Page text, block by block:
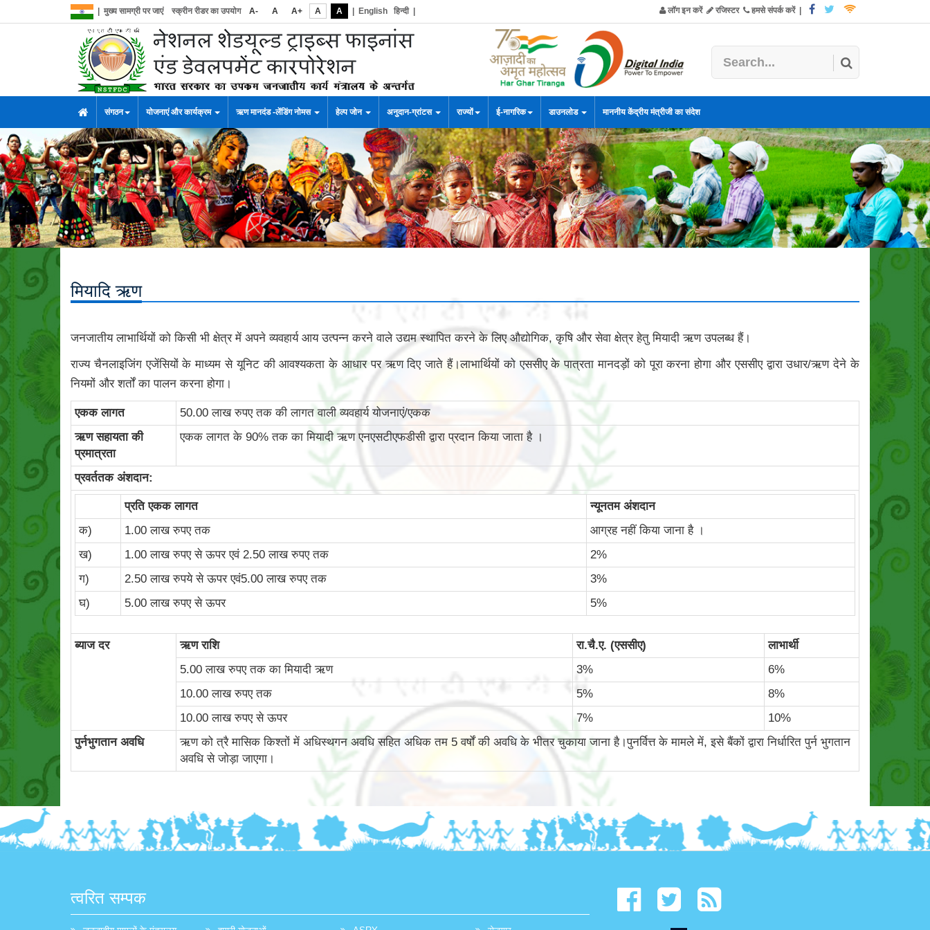
मुख्य सामग्री पर जाएं स्क्रीन रीडर का उपयोग A- A A+ A A English हिन्दी| लॉग इन करें रजिस्टर हमसे संपर्क करें|
संगठन योजनाएं और कार्यक्रम ऋण मानदंड -लेंडिंग नोमस हेल्प जोन अनुदान-ग्रांटस राज्यों ई-नागरिक डाउनलोड माननीय केंद्रीय मंत्रीजी का संदेश
मियादि ऋण
जनजातीय लाभार्थियों को किसी भी क्षेत्र में अपने व्यवहार्य आय उत्पन्न करने वाले उद्यम स्थापित करने के लिए औद्योगिक, कृषि और सेवा क्षेत्र हेतु मियादी ऋण उपलब्ध हैं।
राज्य चैनलाइजिंग एजेंसियों के माध्यम से यूनिट की आवश्यकता के आधार पर ऋण दिए जाते हैं।लाभार्थियों को एससीए के पात्रता मानदड़ों को पूरा करना होगा और एससीए द्वारा उधार/ऋण देने के
नियमों और शर्तों का पालन करना होगा।
एकक लागत
50.00 लाख रुपए तक की लागत वाली व्‍यवहार्य योजनाएं/एकक
ऋण सहायता की
प्रमात्रता
एकक लागत के 90% तक का मियादी ऋण एनएसटीएफडीसी द्वारा प्रदान किया जाता है ।
प्रवर्ततक अंशदान:
प्रति एकक लागत
न्‍यूनतम अंशदान
क)
1.00 लाख रुपए तक
आग्रह नहीं किया जाना है ।
ख)
1.00 लाख रुपए से ऊपर एवं 2.50 लाख रुपए तक
2%
ग)
2.50 लाख रुपये से ऊपर एवं5.00 लाख रुपए तक
3%
घ)
5.00 लाख रुपए से ऊपर 5%
ब्‍याज दर ऋण राशि रा.चै.ए. (एससीए)
लाभार्थी
5.00 लाख रुपए तक का मियादी ऋण
3%
6%
10.00 लाख रुपए तक
5%
8%
10.00 लाख रुपए से ऊपर
7%
10%
पुर्नभुगतान अवधि
ऋण को त्रै मासिक किश्तों में अधिस्थगन अवधि सहित अधिक तम 5 वर्षों की अवधि के भीतर चुकाया जाना है।पुनर्वित्त के मामले में, इसे बैंकों द्वारा निर्धारित पुर्न भुगतान
अवधि से जोड़ा जाएगा।
त्वरित सम्पक